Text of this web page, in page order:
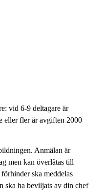
vid 6-9 deltagare är
eller fler är avgiften 2000
Anmälan är
men kan överlåtas till
ska meddelas
ska ha beviljats av din chef